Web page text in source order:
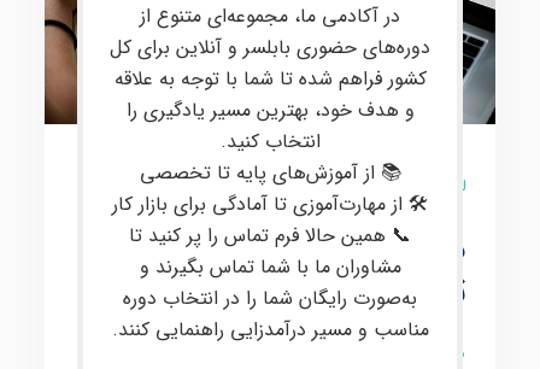
دوره ی آنلاین تعمیرات
تخصصی نرم افزار موبایل
در آکادمی ما، مجموعه‌ای متنوع از
دوره‌های حضوری بابلسر و آنلاین برای کل
کشور فراهم شده تا شما با توجه به علاقه
و هدف خود، بهترین مسیر یادگیری را
انتخاب کنید.
📚 از آموزش‌های پایه تا تخصصی
🛠 از مهارت‌آموزی تا آمادگی برای بازار کار
📞 همین حالا فرم تماس را پر کنید تا
مشاوران ما با شما تماس بگیرند و
به‌صورت رایگان شما را در انتخاب دوره
مناسب و مسیر درآمدزایی راهنمایی کنند.